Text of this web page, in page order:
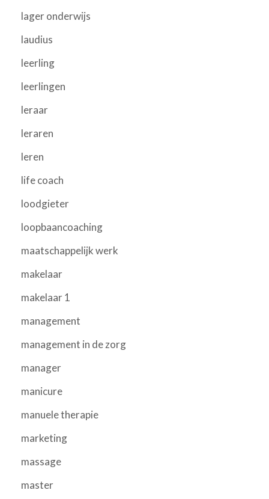
lager onderwijs
laudius
leerling
leerlingen
leraar
leraren
leren
life coach
loodgieter
loopbaancoaching
maatschappelijk werk
makelaar
makelaar 1
management
management in de zorg
manager
manicure
manuele therapie
marketing
massage
master